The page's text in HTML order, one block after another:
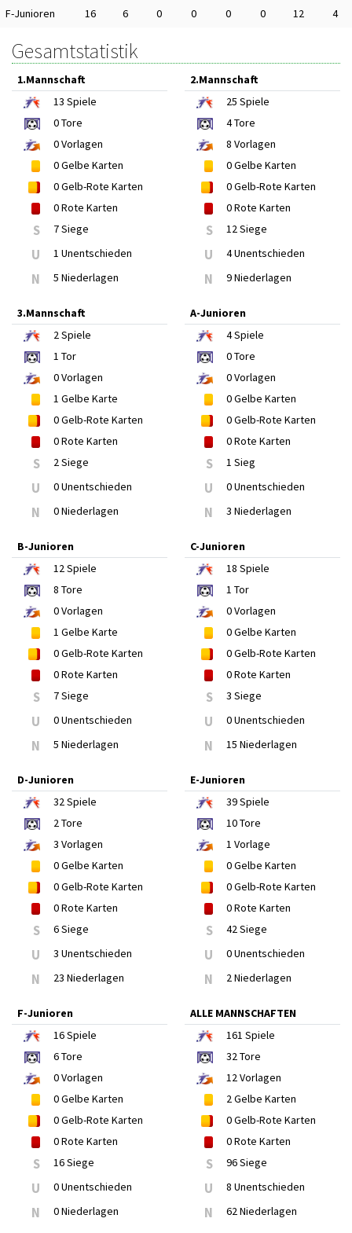
F-Junioren
16 6 0 0 0 0 12 4
Gesamtstatistik
1.Mannschaft
13 Spiele
0Tore
0Vorlagen
0Gelbe Karten
0Gelb-Rote Karten
0Rote Karten
S 7 Siege
U 1 Unentschieden
N 5 Niederlagen
2.Mannschaft
25 Spiele
4Tore
8 Vorlagen
0Gelbe Karten
0Gelb-Rote Karten
0Rote Karten
S 12 Siege
U 4 Unentschieden
N 9 Niederlagen
3.Mannschaft
2Spiele
1 Tor
0Vorlagen
1 Gelbe Karte
0Gelb-Rote Karten
0Rote Karten
S 2 Siege
U 0 Unentschieden
N 0 Niederlagen
A-Junioren
4Spiele
0Tore
0Vorlagen
0Gelbe Karten
0Gelb-Rote Karten
0Rote Karten
S 1 Sieg
U 0 Unentschieden
N 3 Niederlagen
B-Junioren
12Spiele
8 Tore
0Vorlagen
1 Gelbe Karte
0Gelb-Rote Karten
0Rote Karten
S 7 Siege
U 0 Unentschieden
N 5 Niederlagen
C-Junioren
18 Spiele
1 Tor
0Vorlagen
0Gelbe Karten
0Gelb-Rote Karten
0Rote Karten
S 3 Siege
U 0 Unentschieden
N 15 Niederlagen
D-Junioren
32Spiele
2Tore
3 Vorlagen
0Gelbe Karten
0Gelb-Rote Karten
0Rote Karten
S 6 Siege
U 3 Unentschieden
N 23 Niederlagen
E-Junioren
39Spiele
10Tore
1 Vorlage
0Gelbe Karten
0Gelb-Rote Karten
0Rote Karten
S 42 Siege
U 0 Unentschieden
N 2 Niederlagen
F-Junioren
16Spiele
6Tore
0Vorlagen
0Gelbe Karten
0Gelb-Rote Karten
0Rote Karten
S 16 Siege
U 0 Unentschieden
N 0 Niederlagen
ALLE MANNSCHAFTEN
161 Spiele
32Tore
12Vorlagen
2Gelbe Karten
0Gelb-Rote Karten
0Rote Karten
S 96 Siege
U 8 Unentschieden
N 62 Niederlagen